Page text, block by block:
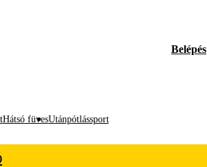
Belépés
Hátsó füvesUtánpótlássport